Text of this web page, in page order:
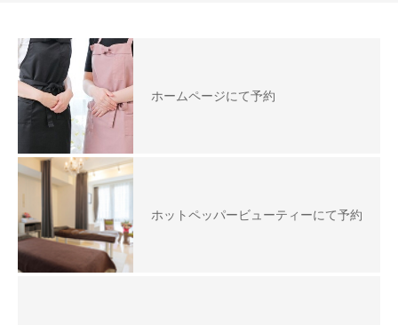
ホームページにて予約
ホットペッパービューティーにて予約